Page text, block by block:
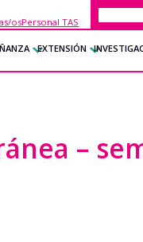
osPersonal TAS
Buscar
EXTENSIÓN
–